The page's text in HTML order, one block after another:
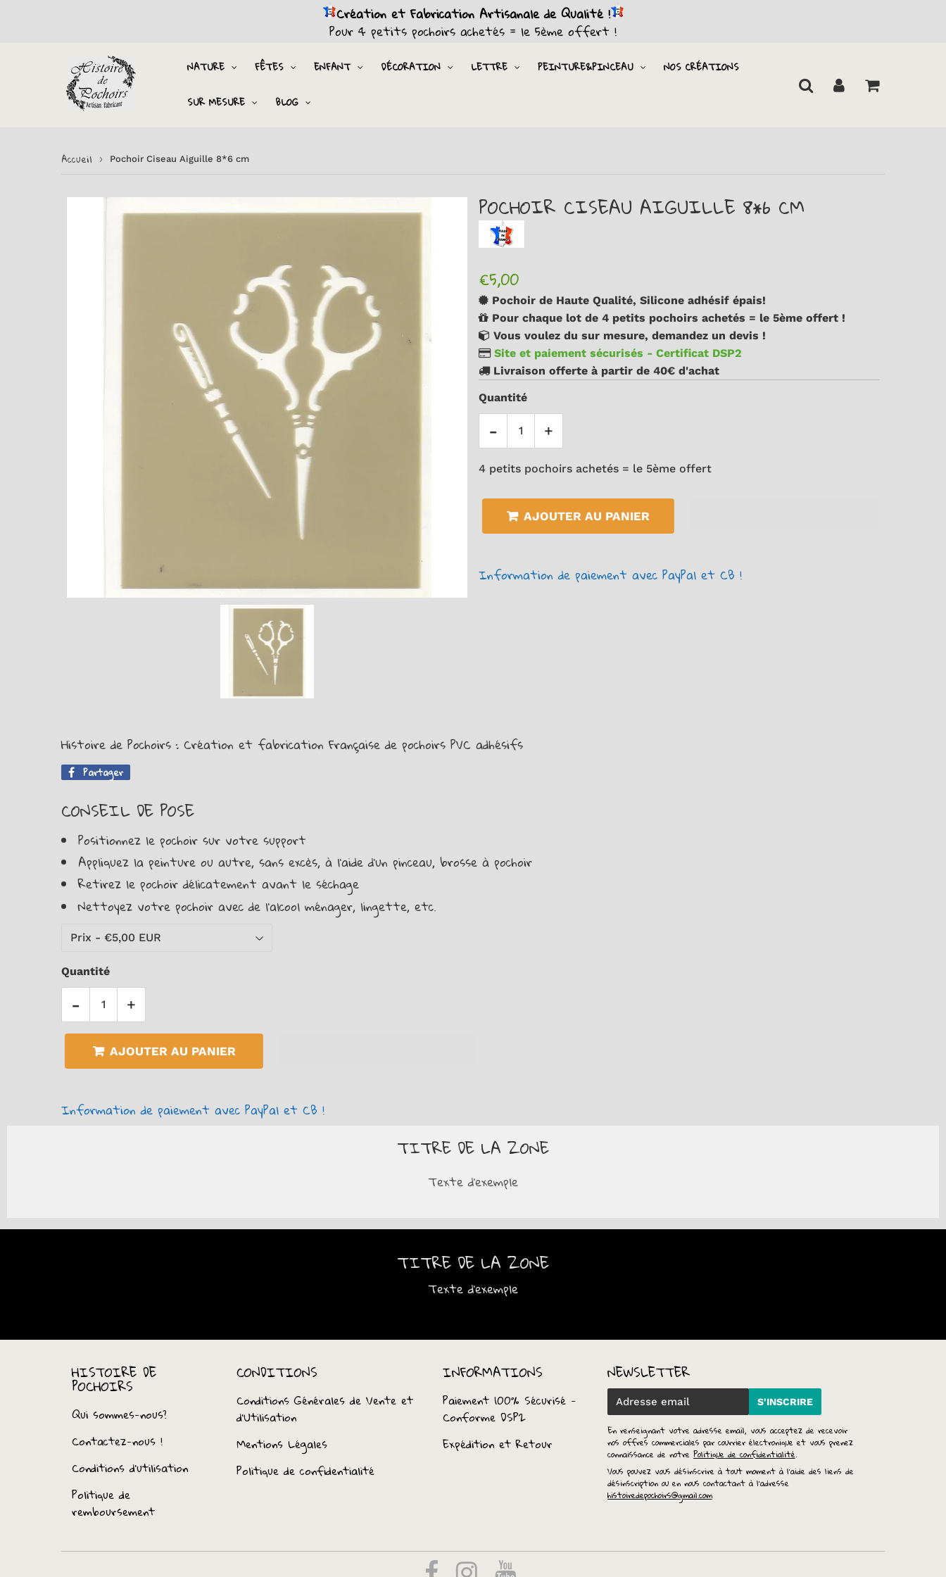
Création et Fabrication Artisanale de Qualité !
Pour 4 petits pochoirs achetés = le 5ème offert !
NATURE FÊTES ENFANT DÉCORATION LETTRE PEINTURE&PINCEAU NOS CRÉATIONS
SUR MESURE BLOG
Accueil › Pochoir Ciseau Aiguille 8*6 cm
POCHOIR CISEAU AIGUILLE 8*6 CM
€5,00
Pochoir de Haute Qualité, Silicone adhésif épais!
Pour chaque lot de 4 petits pochoirs achetés = le 5ème offert !
Vous voulez du sur mesure, demandez un devis !
Site et paiement sécurisés - Certificat DSP2
Livraison offerte à partir de 40€ d'achat
Quantité
+
-
4 petits pochoirs achetés = le 5ème offert
AJOUTER AU PANIER
Information de paiement avec PayPal et CB !
Histoire de Pochoirs : Création et fabrication Française de pochoirs PVC adhésifs
Partager
Facebook
CONSEIL DE POSE
Positionnez le pochoir sur votre support
Appliquez la peinture ou autre, sans excès, à l’aide d’un pinceau, brosse à pochoir
Retirez le pochoir délicatement avant le séchage
Nettoyez votre pochoir avec de l'alcool ménager, lingette, etc.
Quantité
+
-
AJOUTER AU PANIER
Information de paiement avec PayPal et CB !
TITRE DE LA ZONE
Texte d'exemple
TITRE DE LA ZONE
Texte d'exemple
HISTOIRE DE
POCHOIRS
Qui sommes-nous?
Contactez-nous !
Conditions d'utilisation
Politique de
remboursement
CONDITIONS
Conditions Générales de Vente et
d’Utilisation
Mentions Légales
Politique de confidentialité
INFORMATIONS
Paiement 100% Sécurisé -
Conforme DSP2
Expédition et Retour
NEWSLETTER
E-
mail
S'INSCRIRE
En renseignant votre adresse email, vous acceptez de recevoir
nos offres commerciales par courrier électronique et vous prenez
connaissance de notre Politique de confidentialité.
Vous pouvez vous désinscrire à tout moment à l'aide des liens de
désinscription ou en nous contactant à l'adresse
histoiredepochoirs@gmail.com